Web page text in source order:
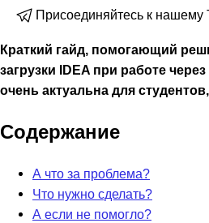
Присоединяйтесь к нашему
Краткий гайд, помогающий
загрузки IDEA при работе
очень актуальна для
Содержание
А что за проблема?
Что нужно сделать?
А если не помогло?